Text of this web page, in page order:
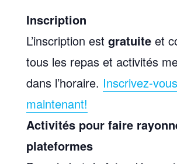
Inscription
L’inscription est gratuiteet
tous les repas et activités
dans l’horaire. Inscrivez-
maintenant!
Activités pour faire
plateformes